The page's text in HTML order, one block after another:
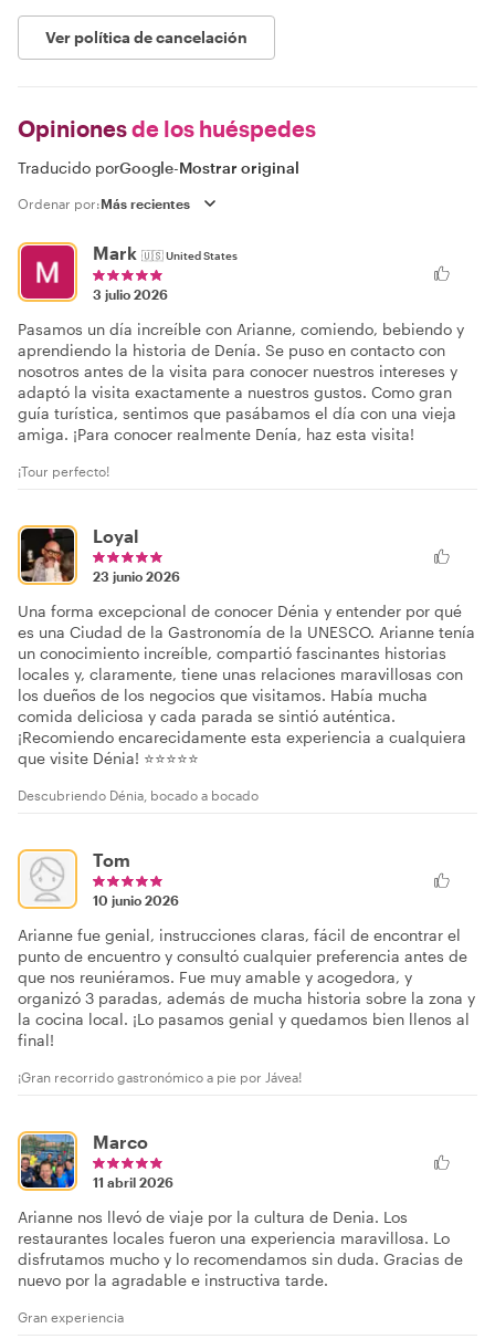
Ver política de cancelación
Opinionesde los huéspedes
Traducido porGoogle-Mostrar original
Ordenar por:
Mark 🇺🇸United States
3 julio 2026
Pasamos un día increíble con Arianne, comiendo, bebiendo y
aprendiendo la historia de Denía. Se puso en contacto con
nosotros antes de la visita para conocer nuestros intereses y
adaptó la visita exactamente a nuestros gustos. Como gran
guía turística, sentimos que pasábamos el día con una vieja
amiga. ¡Para conocer realmente Denía, haz esta visita!
¡Tour perfecto!
Loyal
23 junio 2026
Una forma excepcional de conocer Dénia y entender por qué
es una Ciudad de la Gastronomía de la UNESCO. Arianne tenía
un conocimiento increíble, compartió fascinantes historias
locales y, claramente, tiene unas relaciones maravillosas con
los dueños de los negocios que visitamos. Había mucha
comida deliciosa y cada parada se sintió auténtica.
¡Recomiendo encarecidamente esta experiencia a cualquiera
que visite Dénia! ⭐⭐⭐⭐⭐
Descubriendo Dénia, bocado a bocado
Tom
10 junio 2026
Arianne fue genial, instrucciones claras, fácil de encontrar el
punto de encuentro y consultó cualquier preferencia antes de
que nos reuniéramos. Fue muy amable y acogedora, y
organizó 3 paradas, además de mucha historia sobre la zona y
la cocina local. ¡Lo pasamos genial y quedamos bien llenos al
final!
¡Gran recorrido gastronómico a pie por Jávea!
Marco
11 abril 2026
Arianne nos llevó de viaje por la cultura de Denia. Los
restaurantes locales fueron una experiencia maravillosa. Lo
disfrutamos mucho y lo recomendamos sin duda. Gracias de
nuevo por la agradable e instructiva tarde.
Gran experiencia